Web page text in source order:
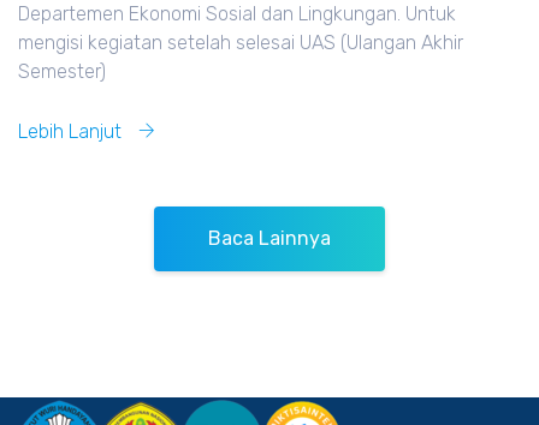
Departemen Ekonomi Sosial dan Lingkungan. Untuk
mengisi kegiatan setelah selesai UAS (Ulangan Akhir
Semester)
Lebih Lanjut
Baca Lainnya